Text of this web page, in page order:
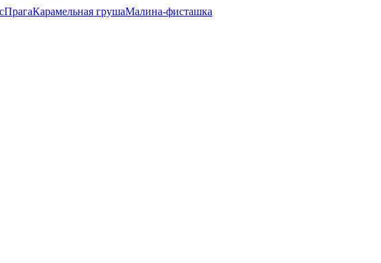
ПрагаКарамельная грушаМалина-фисташка